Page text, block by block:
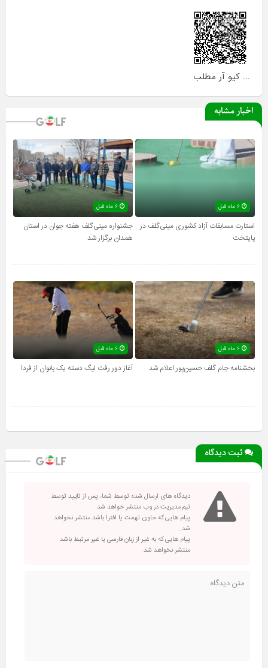
... کیو آر مطلب
اخبار مشابه
۶ ماه قبل
استارت مسابقات آزاد کشوری مینی‌گلف در
پایتخت
جشنواره مینی‌گلف هفته جوان در استان
همدان برگزار شد
۶ ماه قبل
بخشنامه جام گلف حسین‌پور اعلام شد آغاز دور رفت لیگ دسته یک بانوان از فردا
ثبت دیدگاه
دیدگاه های ارسال شده توسط شما، پس از تایید توسط
تیم مدیریت در وب منتشر خواهد شد.
پیام هایی که حاوی تهمت یا افترا باشد منتشر نخواهد
شد.
پیام هایی که به غیر از زبان فارسی یا غیر مرتبط باشد
منتشر نخواهد شد.